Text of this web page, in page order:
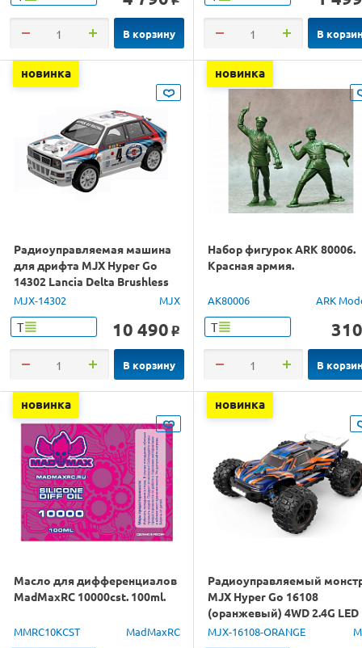
В корзину В
новинка
Радиоуправляемая машина
для дрифта MJX Hyper Go
14302 Lancia Delta Brushless
4WD 2.4G LED 1/14 RTR
MJX-14302 MJX
Т 10 490 o
В корзину
новинка
Набор фигурок ARK 80006.
Красная армия.
AK80006 ARK
Т 310
В
новинка
Масло для дифференциалов
MadMaxRC 10000cst. 100ml.
MMRC10KCST MadMaxRC
новинка
Радиоуправляемый
MJX Hyper Go 16108
(оранжевый) 4WD 2.4G LED
1/16 RTR
MJX-16108-ORANGE